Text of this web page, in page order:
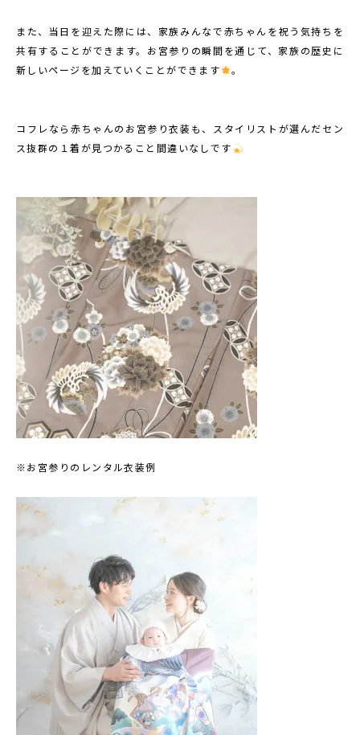
また、当日を迎えた際には、家族みんなで赤ちゃんを祝う気持ちを
共有することができます。お宮参りの瞬間を通じて、家族の歴史に
新しいページを加えていくことができます
。
コフレなら赤ちゃんのお宮参り衣装も、スタイリストが選んだセン
ス抜群の１着が見つかること間違いなしです
※お宮参りのレンタル衣装例